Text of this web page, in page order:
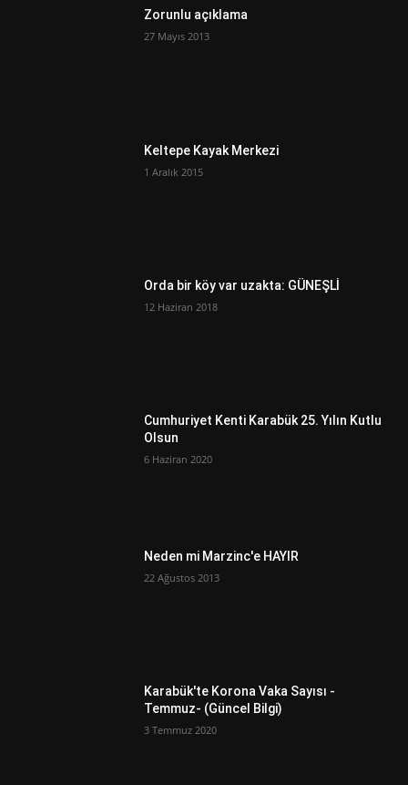
Zorunlu açıklama
27 Mayıs 2013
Keltepe Kayak Merkezi
1 Aralık 2015
Orda bir köy var uzakta: GÜNEŞLİ
12 Haziran 2018
Cumhuriyet Kenti Karabük 25. Yılın Kutlu
Olsun
6 Haziran 2020
Neden mi Marzinc'e HAYIR
22 Ağustos 2013
Karabük'te Korona Vaka Sayısı -
Temmuz- (Güncel Bilgi)
3 Temmuz 2020